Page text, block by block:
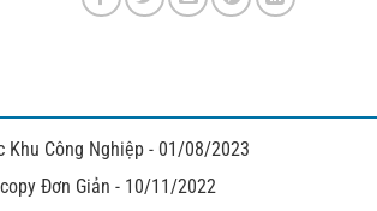
Khu Công Nghiệp- 01/08/2023
Đơn Giản - 10/11/2022